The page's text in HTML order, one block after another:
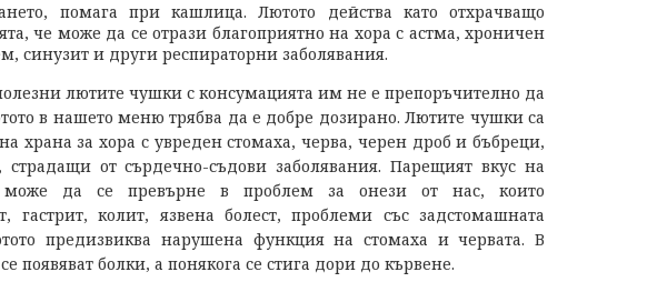
помага при кашлица. Лютото действа като отхрачващо
че може да се отрази благоприятно на хора с астма, хроничен
синузит и други респираторни заболявания.
лютите чушки с консумацията им не е препоръчително да
в нашето меню трябва да е добре дозирано. Лютите чушки са
храна за хора с увреден стомаха, черва, черен дроб и бъбреци,
страдащи от сърдечно-съдови заболявания. Парещият вкус на
да се превърне в проблем за онези от нас, които
гастрит, колит, язвена болест, проблеми със задстомашната
предизвиква нарушена функция на стомаха и червата. В
появяват болки, а понякога се стига дори до кървене.